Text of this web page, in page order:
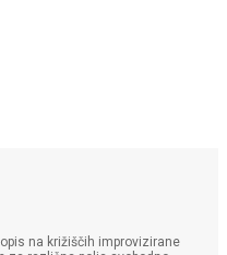
na križiščih improvizirane